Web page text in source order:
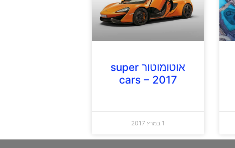
אוטומוטור super
cars – 2017
1 במרץ 2017